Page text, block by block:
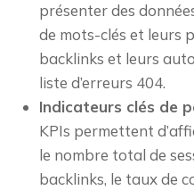
présenter des
de mots-clés et leurs
backlinks et leurs
liste d’erreurs 404.
Indicateurs clés de
KPIs permettent
le nombre total de
backlinks, le taux de